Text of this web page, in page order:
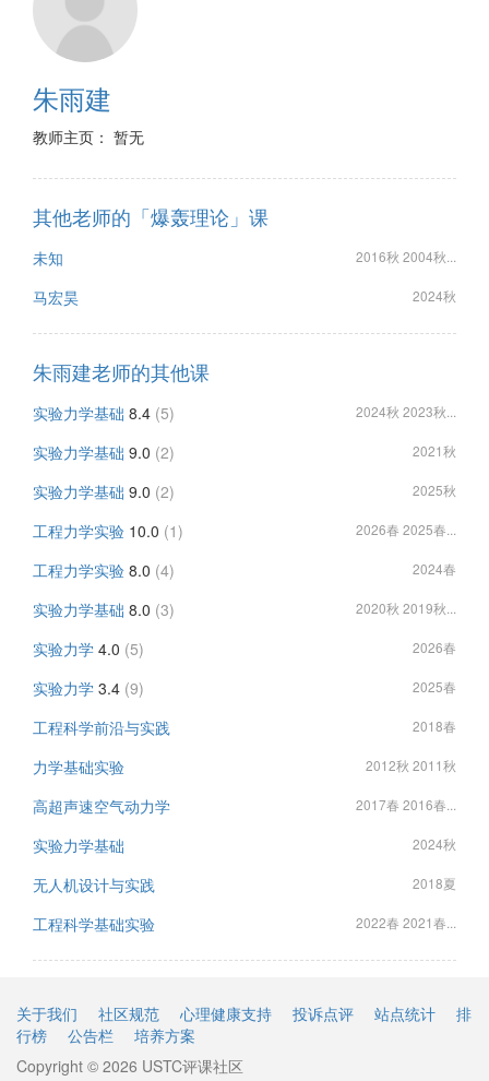
朱雨建
教师主页： 暂无
其他老师的「爆轰理论」课
未知 2016秋 2004秋...
马宏昊 2024秋
朱雨建老师的其他课
实验力学基础 8.4 (5) 2024秋 2023秋...
实验力学基础 9.0 (2) 2021秋
实验力学基础 9.0 (2) 2025秋
工程力学实验 10.0 (1) 2026春 2025春...
工程力学实验 8.0 (4) 2024春
实验力学基础 8.0 (3) 2020秋 2019秋...
实验力学 4.0 (5) 2026春
实验力学 3.4 (9) 2025春
工程科学前沿与实践 2018春
力学基础实验 2012秋 2011秋
高超声速空气动力学 2017春 2016春...
实验力学基础 2024秋
无人机设计与实践 2018夏
工程科学基础实验 2022春 2021春...
关于我们 社区规范 心理健康支持 投诉点评 站点统计
排
行榜
公告栏
培养方案
Copyright © 2026 USTC评课社区